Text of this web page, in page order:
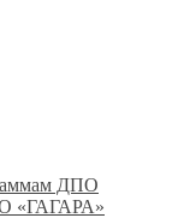
ДПО
«ГАГАРА»